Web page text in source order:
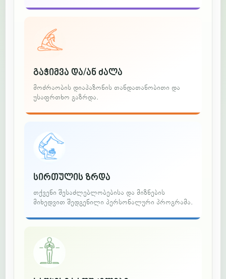
გაჭიმვა და/ან ძალა
მოძრაობის დიაპაზონის თანდათანობითი და
უსაფრთხო გაზრდა.
სირთულის ზრდა
თქვენი შესაძლებლობებისა და მიზნების
მიხედვით შედგენილი პერსონალური პროგრამა.